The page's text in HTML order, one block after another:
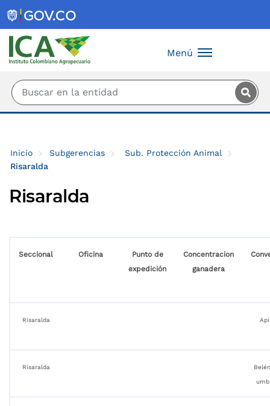
Menú
Inicio Subgerencias
Sub. Protección Animal
Risaralda
Risaralda
Seccional Oficina
Punto de
expedición
Concentracion
ganadera
Risaralda
Risaralda